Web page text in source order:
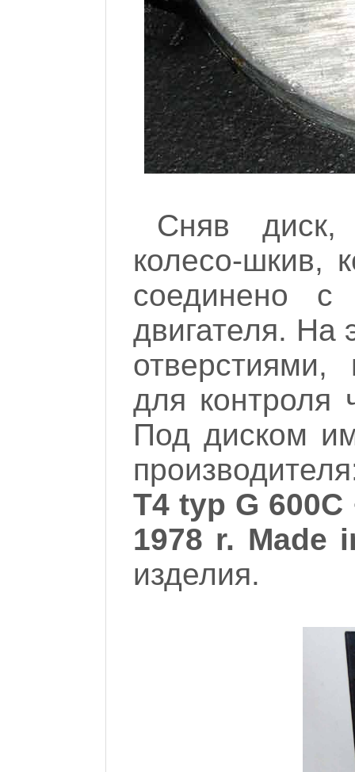
Сняв
колесо-шкив,
соединено
двигателя. На
для контроля
Под диском
T4 typ G 600C
1978 r. Made
изделия.